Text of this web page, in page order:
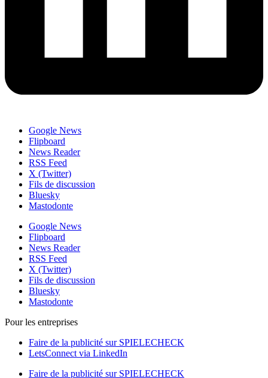
Google News
Flipboard
News Reader
RSS Feed
X (Twitter)
Fils de discussion
Bluesky
Mastodonte
Google News
Flipboard
News Reader
RSS Feed
X (Twitter)
Fils de discussion
Bluesky
Mastodonte
Pour les entreprises
Faire de la publicité sur SPIELECHECK
LetsConnect via LinkedIn
Faire de la publicité sur SPIELECHECK